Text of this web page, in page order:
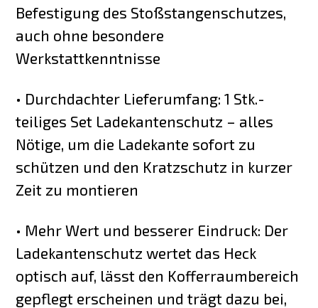
Befestigung des Stoßstangenschutzes,
auch ohne besondere
Werkstattkenntnisse
• Durchdachter Lieferumfang: 1 Stk.-
teiliges Set Ladekantenschutz – alles
Nötige, um die Ladekante sofort zu
schützen und den Kratzschutz in kurzer
Zeit zu montieren
• Mehr Wert und besserer Eindruck: Der
Ladekantenschutz wertet das Heck
optisch auf, lässt den Kofferraumbereich
gepflegt erscheinen und trägt dazu bei,